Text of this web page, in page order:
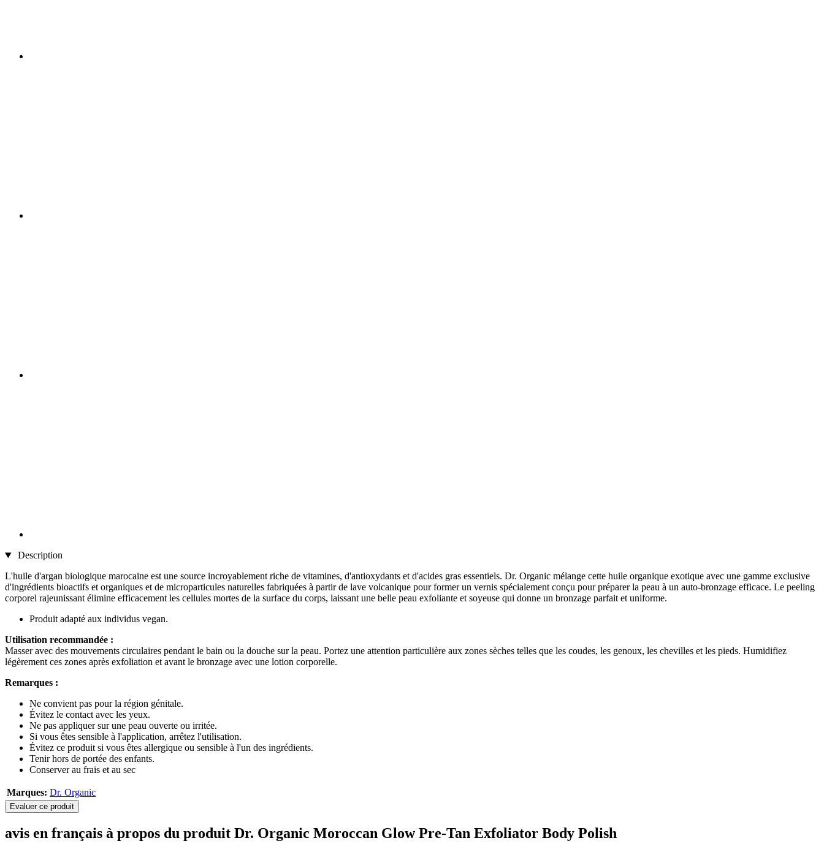
Description
L'huile d'argan biologique marocaine est une source incroyablement riche de vitamines, d'antioxydants et d'acides gras essentiels. Dr. Organic mélange cette huile organique exotique avec une gamme exclusive
d'ingrédients bioactifs et organiques et de microparticules naturelles fabriquées à partir de lave volcanique pour former un vernis spécialement conçu pour préparer la peau à un auto-bronzage efficace. Le peeling
corporel rajeunissant élimine efficacement les cellules mortes de la surface du corps, laissant une belle peau exfoliante et soyeuse qui donne un bronzage parfait et uniforme.
Produit adapté aux individus vegan.
Utilisation recommandée :
Masser avec des mouvements circulaires pendant le bain ou la douche sur la peau. Portez une attention particulière aux zones sèches telles que les coudes, les genoux, les chevilles et les pieds. Humidifiez
légèrement ces zones après exfoliation et avant le bronzage avec une lotion corporelle.
Remarques :
Ne convient pas pour la région génitale.
Évitez le contact avec les yeux.
Ne pas appliquer sur une peau ouverte ou irritée.
Si vous êtes sensible à l'application, arrêtez l'utilisation.
Évitez ce produit si vous êtes allergique ou sensible à l'un des ingrédients.
Tenir hors de portée des enfants.
Conserver au frais et au sec
Marques: Dr. Organic
Evaluer ce produit
avis en français à propos du produit Dr. Organic Moroccan Glow Pre-Tan Exfoliator Body Polish